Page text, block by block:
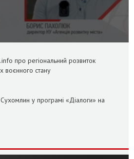
про регіональний розвиток
стану
у програмі «Діалоги» на